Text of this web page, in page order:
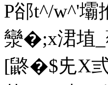
P郤t^/w^'
灓�;x涒埴
[鼨�$兂X